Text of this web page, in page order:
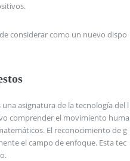
considerar como un nuevo dispo
asignatura de la tecnología del l
comprender el movimiento huma
El reconocimiento de g
el campo de enfoque. Esta tec